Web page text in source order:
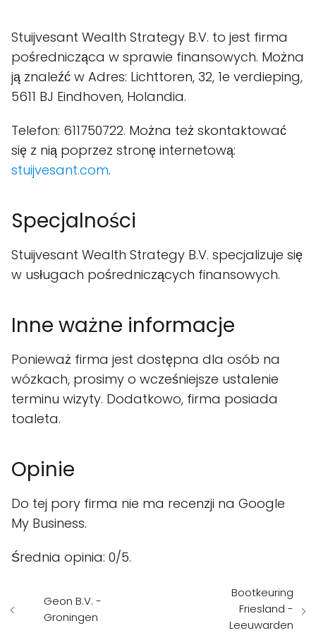
Stuijvesant Wealth Strategy B.V. to jest firma
pośrednicząca w sprawie finansowych. Można
ją znaleźć w Adres: Lichttoren, 32, 1e verdieping,
5611 BJ Eindhoven, Holandia.
Telefon: 611750722. Można też skontaktować
się z nią poprzez stronę internetową:
stuijvesant.com.
Specjalności
Stuijvesant Wealth Strategy B.V. specjalizuje się
w usługach pośredniczących finansowych.
Inne ważne informacje
Ponieważ firma jest dostępna dla osób na
wózkach, prosimy o wcześniejsze ustalenie
terminu wizyty. Dodatkowo, firma posiada
toaleta.
Opinie
Do tej pory firma nie ma recenzji na Google
My Business.
Średnia opinia: 0/5.
Geon B.V. -
Groningen
Bootkeuring
Friesland -
Leeuwarden